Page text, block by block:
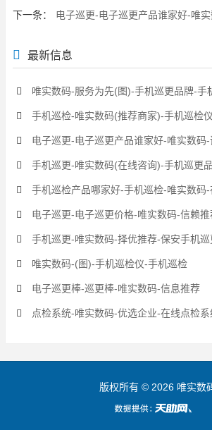
下一条：
电子巡更-电子巡更产品谁家好-唯
最新信息
唯实数码-服务为先(图)-手机巡更品牌-手
手机巡检-唯实数码(推荐商家)-手机巡检仪
电子巡更-电子巡更产品谁家好-唯实数码
手机巡更-唯实数码(在线咨询)-手机巡更
手机巡检产品哪家好-手机巡检-唯实数码-
电子巡更-电子巡更价格-唯实数码-信赖推
手机巡更-唯实数码-择优推荐-保安手机
唯实数码-(图)-手机巡检仪-手机巡检
电子巡更棒-巡更棒-唯实数码-信息推荐
点检系统-唯实数码-优选企业-在线点检系
版权所有 © 2026 唯实数